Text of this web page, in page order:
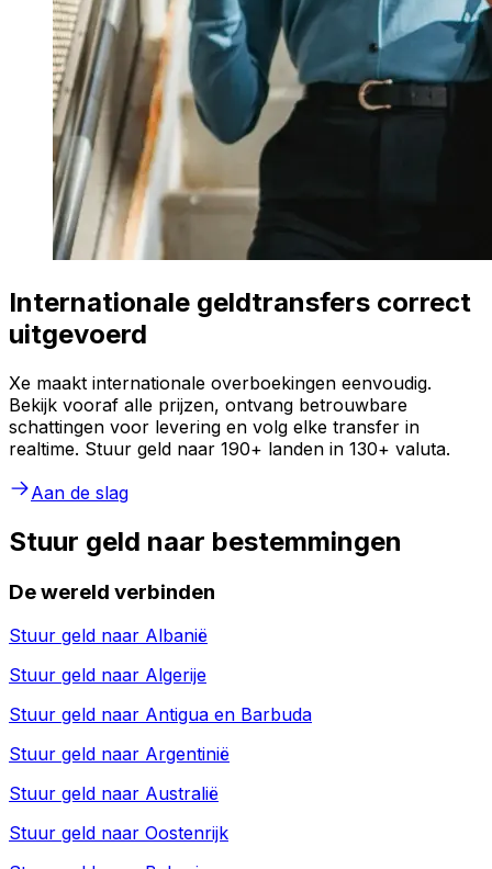
Internationale geldtransfers correct
uitgevoerd
Xe maakt internationale overboekingen eenvoudig.
Bekijk vooraf alle prijzen, ontvang betrouwbare
schattingen voor levering en volg elke transfer in
realtime. Stuur geld naar 190+ landen in 130+ valuta.
Aan de slag
Stuur geld naar bestemmingen
De wereld verbinden
Stuur geld naar Albanië
Stuur geld naar Algerije
Stuur geld naar Antigua en Barbuda
Stuur geld naar Argentinië
Stuur geld naar Australië
Stuur geld naar Oostenrijk